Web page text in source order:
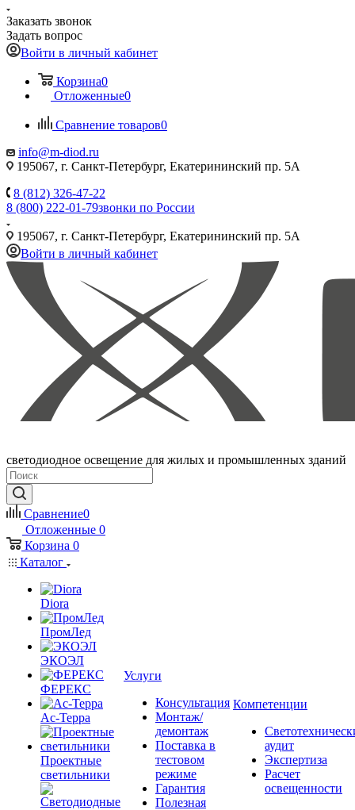
Заказать звонок
Задать вопрос
Войти в личный кабинет
Корзина0
Отложенные0
Сравнение товаров0
info@m-diod.ru
195067, г. Санкт-Петербург, Екатерининский пр. 5А
8 (812) 326-47-22
8 (800) 222-01-79звонки по России
195067, г. Санкт-Петербург, Екатерининский пр. 5А
Войти в личный кабинет
светодиодное освещение для жилых и промышленных зданий
Сравнение0
Отложенные 0
Корзина 0
Каталог
Diora
ПромЛед
ЭКОЭЛ
ФЕРЕКС
Ас-Терра
Проектные
светильники
Услуги
Консультация
Монтаж/
демонтаж
Поставка в
тестовом
режиме
Гарантия
Полезная
Компетенции
аудит
Экспертиза
Расчет
освещенности